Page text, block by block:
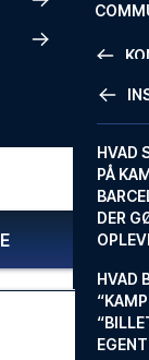
FAQ
HVAD
PÅ
DER
HVAD